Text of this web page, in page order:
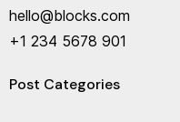
hello@blocks.com
+1 234 5678 901
Post Categories